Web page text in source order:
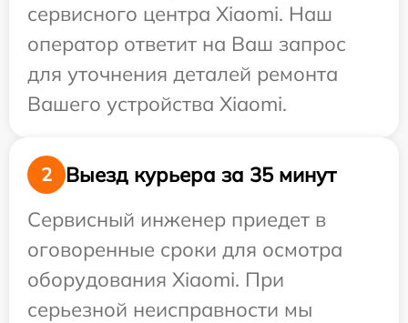
сервисного центра Xiaomi. Наш
оператор ответит на Ваш запрос
для уточнения деталей ремонта
Вашего устройства Xiaomi.
2
Выезд курьера за 35 минут
Сервисный инженер приедет в
оговоренные сроки для осмотра
оборудования Xiaomi. При
серьезной неисправности мы